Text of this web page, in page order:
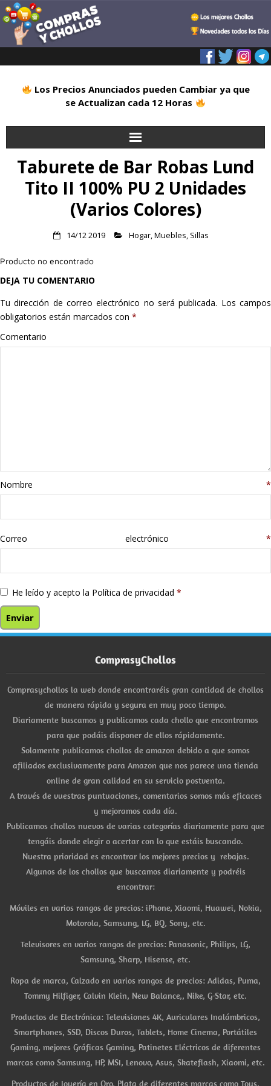
Los Precios Anunciados pueden Cambiar ya que
se Actualizan cada 12 Horas
Inicio
Alimentación
Hogar
Informática
Listas
libros
Taburete de Bar Robas Lund
Tito II 100% PU 2 Unidades
(Varios Colores)
14/12 2019 Hogar,Muebles, Sillas
Producto no encontrado
DEJA TU COMENTARIO
Tu dirección de correo electrónico no será publicada. Los campos
obligatorios están marcados con *
Comentario
Nombre *
Correo electrónico *
He leído y acepto la Política de privacidad *
ComprasyChollos
Comprasychollos la web donde encontraréis gran cantidad de chollos
de manera rápida y segura en muy poco tiempo.
Diariamente buscamos y publicamos cada chollo que encontramos
para que podáis disponer de ellos rápidamente.
Solamente publicamos chollos de amazon debido a que somos
afiliados exclusivamente para Amazon que nos parece una tienda
online de gran calidad en su servicio postventa.
A través de vuestras puntuaciones, comentarios somos más eficaces
y mejoramos cada día.
Publicamos chollos nuevos de varias categorías diariamente para que
tengáis donde elegir o acertar con lo que estáis buscando.
Nuestra prioridad es encontrar los mejores precios y rebajas.
Algunos de los chollos que buscamos diariamente y podréis
encontrar:
Móviles en varios rangos de precios: iPhone, Xiaomi, Huawei, Nokia,
Motorola, Samsung, LG, BQ, Sony, etc.
Televisores en varios rangos de precios: Panasonic, Philips, LG,
Samsung, Sharp, Hisense, etc.
Ropa de marca, Calzado en varios rangos de precios: Adidas, Puma,
Tommy Hilfiger, Calvin Klein, New Balance,, Nike, G-Star, etc.
Productos de Electrónica: Televisiones 4K, Auriculares Inalámbricos,
Smartphones, SSD, Discos Duros, Tablets, Home Cinema, Portátiles
Gaming, mejores Gráficas Gaming, Patinetes Eléctricos de diferentes
marcas como Samsung, HP, MSI, Lenovo, Asus, Skateflash, Xiaomi, etc.
Productos de Joyería en Oro, Plata de diferentes marcas como Tous,